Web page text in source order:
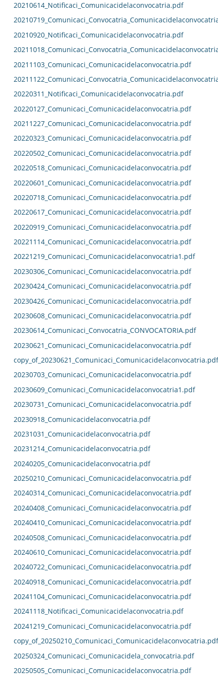
20210614_Notificaci_Comunicacidelaconvocatria.pdf
20210920_Notificaci_Comunicacidelaconvocatria.pdf
20211103_Comunicaci_Comunicacidelaconvocatria.pdf
20220311_Notificaci_Comunicacidelaconvocatria.pdf
20220127_Comunicaci_Comunicacidelaconvocatria.pdf
20211227_Comunicaci_Comunicacidelaconvocatria.pdf
20220323_Comunicaci_Comunicacidelaconvocatria.pdf
20220502_Comunicaci_Comunicacidelaconvocatria.pdf
20220518_Comunicaci_Comunicacidelaconvocatria.pdf
20220601_Comunicaci_Comunicacidelaconvocatria.pdf
20220718_Comunicaci_Comunicacidelaconvocatria.pdf
20220617_Comunicaci_Comunicacidelaconvocatria.pdf
20220919_Comunicaci_Comunicacidelaconvocatria.pdf
20221114_Comunicaci_Comunicacidelaconvocatria.pdf
20221219_Comunicaci_Comunicacidelaconvocatria1.pdf
20230306_Comunicaci_Comunicacidelaconvocatria.pdf
20230424_Comunicaci_Comunicacidelaconvocatria.pdf
20230426_Comunicaci_Comunicacidelaconvocatria.pdf
20230608_Comunicaci_Comunicacidelaconvocatria.pdf
20230614_Comunicaci_Convocatria_CONVOCATORIA.pdf
20230621_Comunicaci_Comunicacidelaconvocatria.pdf
copy_of_20230621_Comunicaci_Comunicacidelaconvocatria.pdf
20230703_Comunicaci_Comunicacidelaconvocatria.pdf
20230609_Comunicaci_Comunicacidelaconvocatria1.pdf
20230731_Comunicaci_Comunicacidelaconvocatria.pdf
20230918_Comunicacidelaconvocatria.pdf
20231031_Comunicacidelaconvocatria.pdf
20231214_Comunicacidelaconvocatria.pdf
20240205_Comunicacidelaconvocatria.pdf
20250210_Comunicaci_Comunicacidelaconvocatria.pdf
20240314_Comunicaci_Comunicacidelaconvocatria.pdf
20240408_Comunicaci_Comunicacidelaconvocatria.pdf
20240410_Comunicaci_Comunicacidelaconvocatria.pdf
20240508_Comunicaci_Comunicacidelaconvocatria.pdf
20240610_Comunicaci_Comunicacidelaconvocatria.pdf
20240722_Comunicaci_Comunicacidelaconvocatria.pdf
20240918_Comunicaci_Comunicacidelaconvocatria.pdf
20241104_Comunicaci_Comunicacidelaconvocatria.pdf
20241118_Notificaci_Comunicacidelaconvocatria.pdf
20241219_Comunicaci_Comunicacidelaconvocatria.pdf
copy_of_20250210_Comunicaci_Comunicacidelaconvocatria.pdf
20250324_Comunicaci_Comunicacidela_convocatria.pdf
20250505_Comunicaci_Comunicacidelaconvocatria.pdf